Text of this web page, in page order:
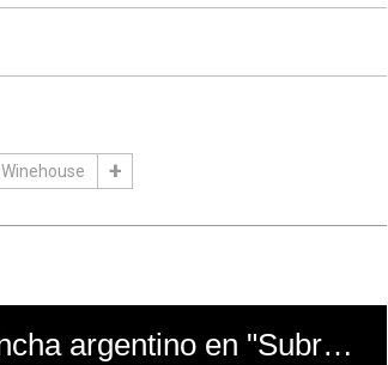
El mal momento de Yanina Gasañol con un hincha argentino en "Subrayado"